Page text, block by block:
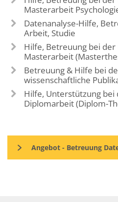
Masterarbeit
Datenanalyse-Hilfe,
Arbeit, Studie
Hilfe, Betreuung bei
Masterarbeit
Betreuung & Hilfe bei
wissenschaftliche
Hilfe, Unterstützung
Diplomarbeit (Diplom-
Angebot - Betreuung